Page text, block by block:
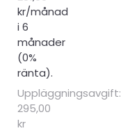
kr/månad
i 6
månader
(0%
ränta).
Uppläggningsavgift:
295,00
kr